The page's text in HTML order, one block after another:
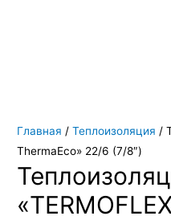
Главная /Теплоизоляция /
ThermaEco» 22/6 (7/8″)